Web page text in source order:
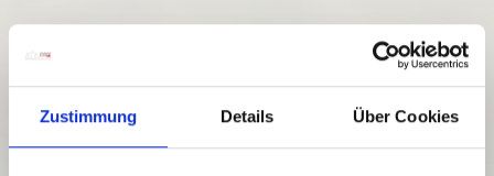
Zustimmung Details Über Cookies